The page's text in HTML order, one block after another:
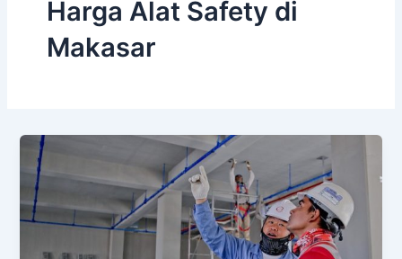
Harga Alat Safety di
Makasar